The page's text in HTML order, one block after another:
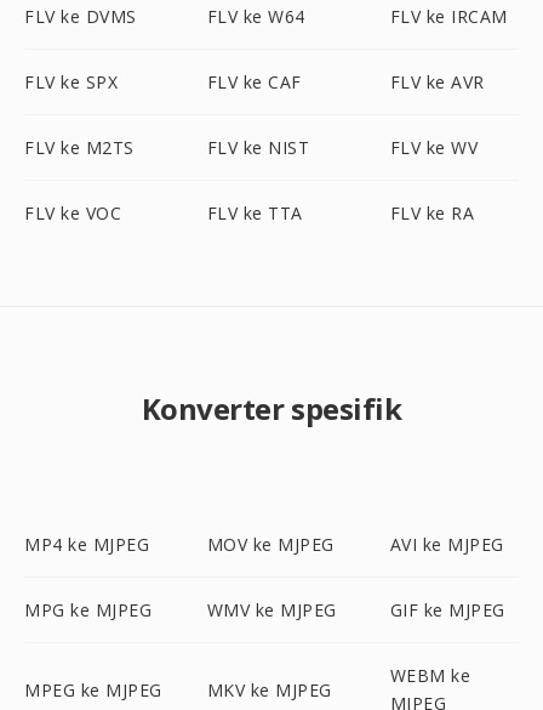
FLV ke DVMS FLV ke W64 FLV ke IRCAM
FLV ke SPX FLV ke CAF FLV ke AVR
FLV ke M2TS FLV ke NIST FLV ke WV
FLV ke VOC FLV ke TTA FLV ke RA
Konverter spesifik
MP4 ke MJPEG MOV ke MJPEG AVI ke MJPEG
MPG ke MJPEG WMV ke MJPEG GIF ke MJPEG
MPEG ke MJPEG MKV ke MJPEG
WEBM ke
MJPEG